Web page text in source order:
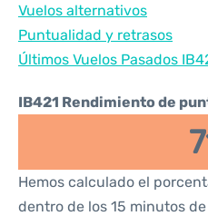
Vuelos alternativos
Puntualidad y retrasos
Últimos Vuelos Pasados
IB421 Rendimiento de
Hemos calculado el
dentro de los 15 minutos